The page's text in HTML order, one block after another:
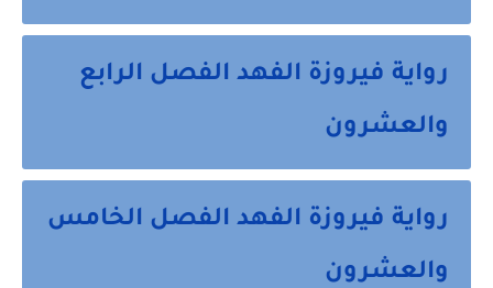
رواية فيروزة الفهد الفصل الرابع
والعشرون
رواية فيروزة الفهد الفصل الخامس
والعشرون